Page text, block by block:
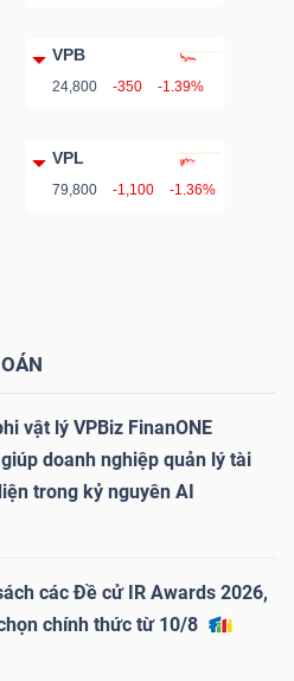
VPB
24,800 -350 -1.39%
VPL
79,800 -1,100 -1.36%
vật lý VPBiz FinanONE
doanh nghiệp quản lý tài
trong kỷ nguyên AI
các Đề cử IR Awards 2026,
chính thức từ 10/8